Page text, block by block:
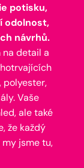
potisku,
odolnost,
návrhů.
na detail a
polyester,
Vaše
ale také
že každý
jsme tu,